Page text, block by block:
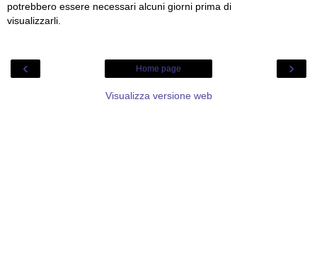
potrebbero essere necessari alcuni giorni prima di
visualizzarli.
‹ ›
Home page
Visualizza versione web